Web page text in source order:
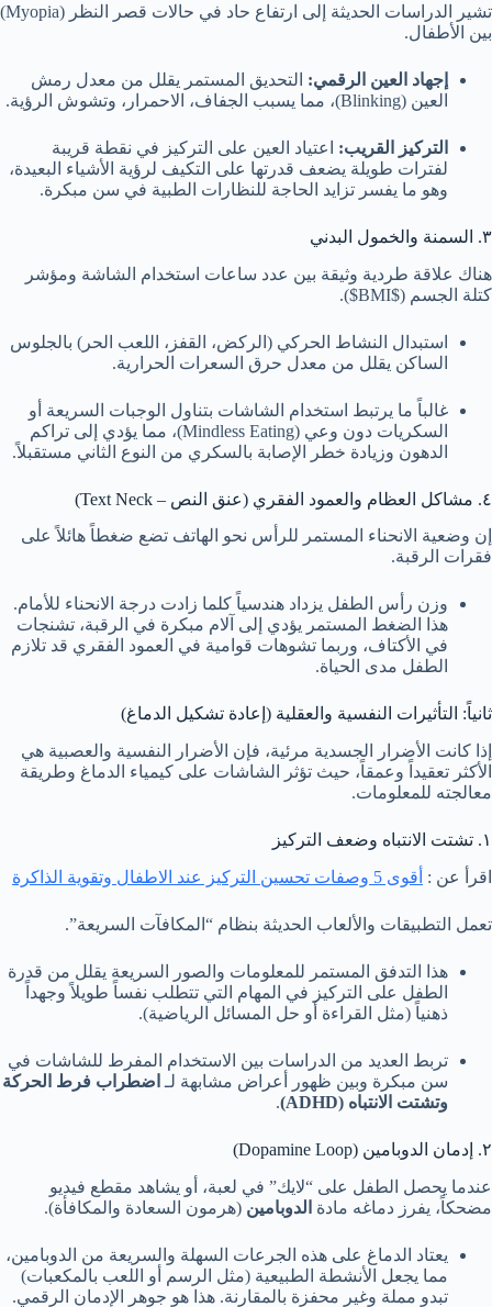
تشير الدراسات الحديثة إلى ارتفاع حاد في حالات قصر النظر (Myopia)
بين الأطفال.
إجهاد العين الرقمي: التحديق المستمر يقلل من معدل رمش
العين (Blinking)، مما يسبب الجفاف، الاحمرار، وتشوش الرؤية.
التركيز القريب: اعتياد العين على التركيز في نقطة قريبة
لفترات طويلة يضعف قدرتها على التكيف لرؤية الأشياء البعيدة،
وهو ما يفسر تزايد الحاجة للنظارات الطبية في سن مبكرة.
٣. السمنة والخمول البدني
هناك علاقة طردية وثيقة بين عدد ساعات استخدام الشاشة ومؤشر
كتلة الجسم ($BMI$
).
استبدال النشاط الحركي (الركض، القفز، اللعب الحر) بالجلوس
الساكن يقلل من معدل حرق السعرات الحرارية.
غالباً ما يرتبط استخدام الشاشات بتناول الوجبات السريعة أو
السكريات دون وعي (Mindless Eating)، مما يؤدي إلى تراكم
الدهون وزيادة خطر الإصابة بالسكري من النوع الثاني مستقبلاً.
٤. مشاكل العظام والعمود الفقري (عنق النص – Text Neck)
إن وضعية الانحناء المستمر للرأس نحو الهاتف تضع ضغطاً هائلاً على
فقرات الرقبة.
وزن رأس الطفل يزداد هندسياً كلما زادت درجة الانحناء للأمام.
هذا الضغط المستمر يؤدي إلى آلام مبكرة في الرقبة، تشنجات
في الأكتاف، وربما تشوهات قوامية في العمود الفقري قد تلازم
الطفل مدى الحياة.
ثانياً: التأثيرات النفسية والعقلية (إعادة تشكيل الدماغ)
إذا كانت الأضرار الجسدية مرئية، فإن الأضرار النفسية والعصبية هي
الأكثر تعقيداً وعمقاً، حيث تؤثر الشاشات على كيمياء الدماغ وطريقة
معالجته للمعلومات.
١. تشتت الانتباه وضعف التركيز
اقرأ عن : أقوى 5 وصفات تحسين التركيز عند الاطفال وتقوية الذاكرة
تعمل التطبيقات والألعاب الحديثة بنظام “المكافآت السريعة”.
هذا التدفق المستمر للمعلومات والصور السريعة يقلل من قدرة
الطفل على التركيز في المهام التي تتطلب نفساً طويلاً وجهداً
ذهنياً (مثل القراءة أو حل المسائل الرياضية).
تربط العديد من الدراسات بين الاستخدام المفرط للشاشات في
سن مبكرة وبين ظهور أعراض مشابهة لـ اضطراب فرط الحركة
وتشتت الانتباه (ADHD)
.
٢. إدمان الدوبامين (Dopamine Loop)
عندما يحصل الطفل على “لايك” في لعبة، أو يشاهد مقطع فيديو
مضحكاً، يفرز دماغه مادة الدوبامين (هرمون السعادة والمكافأة).
يعتاد الدماغ على هذه الجرعات السهلة والسريعة من الدوبامين،
مما يجعل الأنشطة الطبيعية (مثل الرسم أو اللعب بالمكعبات)
تبدو مملة وغير محفزة بالمقارنة. هذا هو جوهر الإدمان الرقمي.